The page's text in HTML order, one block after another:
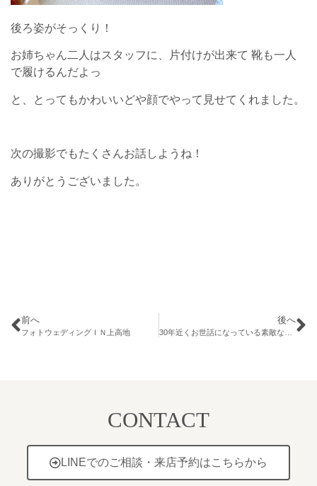
後ろ姿がそっくり！
お姉ちゃん二人はスタッフに、片付けが出来て 靴も一人
で履けるんだよっ
と、とってもかわいいどや顔でやって見せてくれました。
次の撮影でもたくさんお話しようね！
ありがとうございました。
前へ
フォトウェディングＩＮ上高地
後へ
CONTACT
LINEでのご相談・来店予約はこちらから